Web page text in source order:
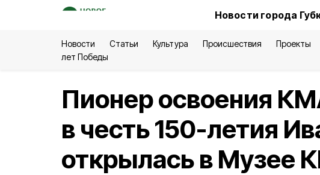
Новости города
Новости Статьи Культура Происшествия Проекты
лет Победы
Пионер освоения
в честь 150-летия
открылась в Музее